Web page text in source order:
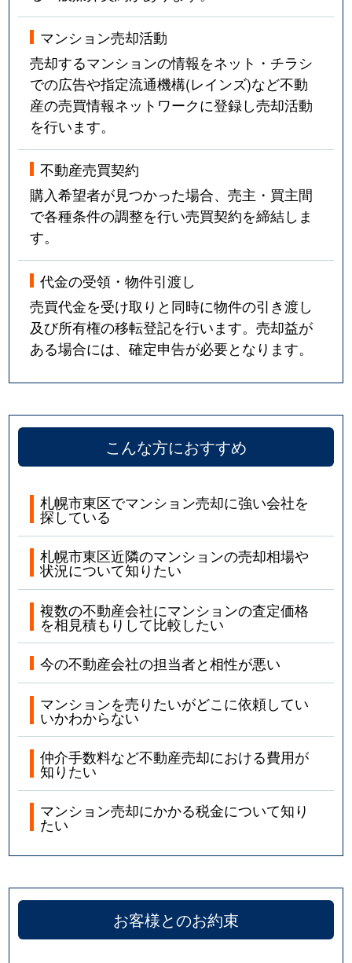
マンション売却活動
売却するマンションの情報をネット・チラシ
での広告や指定流通機構(レインズ)など不動
産の売買情報ネットワークに登録し売却活動
を行います。
不動産売買契約
購入希望者が見つかった場合、売主・買主間
で各種条件の調整を行い売買契約を締結しま
す。
代金の受領・物件引渡し
売買代金を受け取りと同時に物件の引き渡し
及び所有権の移転登記を行います。売却益が
ある場合には、確定申告が必要となります。
こんな方におすすめ
札幌市東区でマンション売却に強い会社を
探している
札幌市東区近隣のマンションの売却相場や
状況について知りたい
複数の不動産会社にマンションの査定価格
を相見積もりして比較したい
今の不動産会社の担当者と相性が悪い
マンションを売りたいがどこに依頼してい
いかわからない
仲介手数料など不動産売却における費用が
知りたい
マンション売却にかかる税金について知り
たい
お客様とのお約束